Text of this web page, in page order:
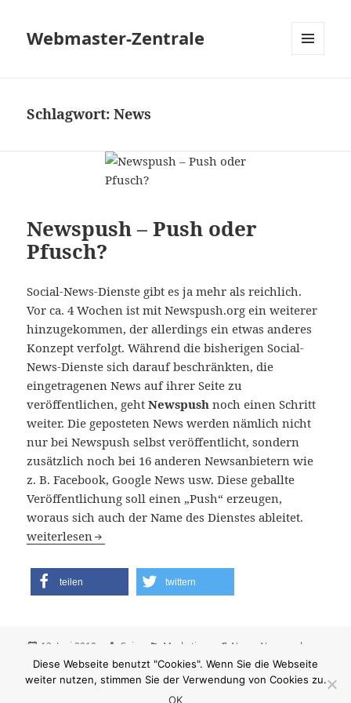
Webmaster-Zentrale
Schlagwort:News
Newspush – Push oder
Pfusch?
Social-News-Dienste gibt es ja mehr als reichlich.
Vor ca. 4 Wochen ist mit Newspush.org ein weiterer
hinzugekommen, der allerdings ein etwas anderes
Konzept verfolgt. Während die bisherigen Social-
News-Dienste sich darauf beschränkten, die
eingetragenen News auf ihrer Seite zu
veröffentlichen, gehtNewspush noch einen Schritt
weiter. Die geposteten News werden nämlich nicht
nur bei Newspush selbst veröffentlicht, sondern
zusätzlich noch bei 16 anderen Newsanbietern wie
z. B. Facebook, Google News usw. Diese geballte
Veröffentlichung soll einen „Push“ erzeugen,
woraus sich auch der Name des Dienstes ableitet.
Newspush – Push oder Pfusch?
weiterlesen
teilen twittern
Veröffentlicht
am
12. Juni 2010 Autor
Cujo Kategorien
Marketing Schlagwörter
News Newspush
Social-News-Dienst
22 Kommentare zu Newspush – Push oder Pfusch?
Diese Webseite benutzt "Cookies". Wenn Sie die Webseite
weiter nutzen, stimmen Sie der Verwendung von Cookies zu.
OK